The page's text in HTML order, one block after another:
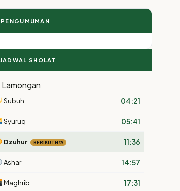
PENGUMUMAN
JADWAL SHOLAT
Lamongan
Subuh 04:21
Syuruq 05:41
Dzuhur BERIKUTNYA 11:36
Ashar 14:57
Maghrib 17:31